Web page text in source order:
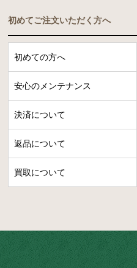
初めてご注文いただく方へ
初めての方へ
安心のメンテナンス
決済について
返品について
買取について